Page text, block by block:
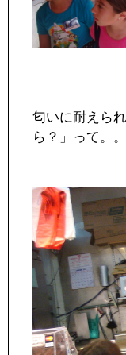
匂いに耐えら
ら？」って。